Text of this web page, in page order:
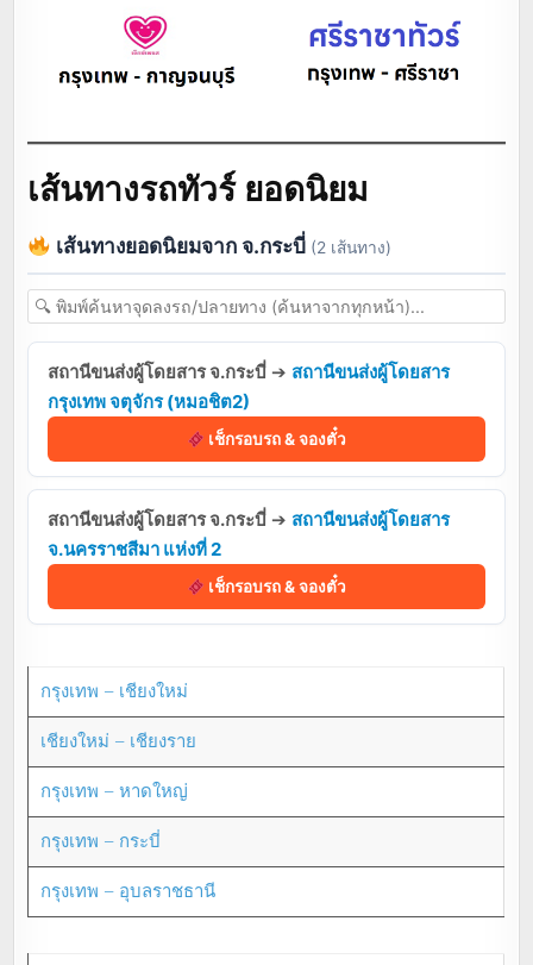
เส้นทางรถทัวร์ ยอดนิยม
เส้นทางยอดนิยมจาก จ.กระบี่ (2 เส้นทาง)
สถานีขนส่งผู้โดยสาร จ.กระบี่ ➔ สถานีขนส่งผู้โดยสาร
กรุงเทพ จตุจักร (หมอชิต2)
เช็กรอบรถ & จองตั๋ว
สถานีขนส่งผู้โดยสาร จ.กระบี่ ➔ สถานีขนส่งผู้โดยสาร
จ.นครราชสีมา แห่งที่ 2
เช็กรอบรถ & จองตั๋ว
กรุงเทพ – เชียงใหม่
เชียงใหม่ – เชียงราย
กรุงเทพ – หาดใหญ่
กรุงเทพ – กระบี่
กรุงเทพ – อุบลราชธานี